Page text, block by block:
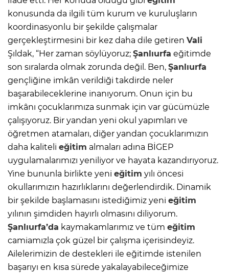
konusunda da ilgili tüm kurum ve kuruluşların
koordinasyonlu bir şekilde çalışmalar
gerçekleştirmesini bir kez daha dile getiren Vali
Şıldak, “Her zaman söylüyoruz; Şanlıurfa eğitimde
son sıralarda olmak zorunda değil. Ben, Şanlıurfa
gençliğine imkân verildiği takdirde neler
başarabileceklerine inanıyorum. Onun için bu
imkânı çocuklarımıza sunmak için var gücümüzle
çalışıyoruz. Bir yandan yeni okul yapımları ve
öğretmen atamaları, diğer yandan çocuklarımızın
daha kaliteli eğitim almaları adına BİGEP
uygulamalarımızı yeniliyor ve hayata kazandırıyoruz.
Yine bununla birlikte yeni eğitim yılı öncesi
okullarımızın hazırlıklarını değerlendirdik. Dinamik
bir şekilde başlamasını istediğimiz yeni eğitim
yılının şimdiden hayırlı olmasını diliyorum.
Şanlıurfa’da kaymakamlarımız ve tüm eğitim
camiamızla çok güzel bir çalışma içerisindeyiz.
Ailelerimizin de destekleri ile eğitimde istenilen
başarıyı en kısa sürede yakalayabileceğimize